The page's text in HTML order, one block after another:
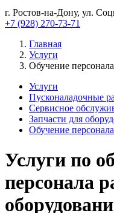
г. Ростов-на-Дону, ул.
+7 (928) 270-73-71
Главная
Услуги
Обучение персонала
Услуги
Пусконаладочные
Сервисное
Запчасти для
Обучение персонала
Услуги по
персонала